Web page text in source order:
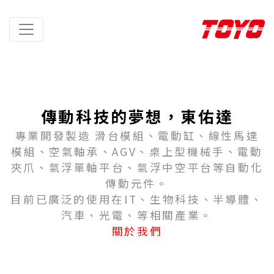
傳動科技的夢想，東佑達
專業開發製造 滑台模組、電動缸、線性馬達
模組、空氣軸承、AGV、桌上型機械手、電動
夾爪、氣浮單軸平台、氣浮中空平台等自動化
傳動元件。
目前已廣泛的使用在IT、生物科技、半導體、
汽車、光電、等相關產業。
關於我們